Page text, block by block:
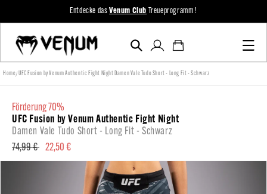
Inhalt
Entdecke dasVenum Club Treueprogramm !
EinloggenWarenkorb
Home/UFC Fusion by Venum Authentic Fight Night Damen Vale Tudo Short - Long Fit - Schwarz
förderung 70%
UFC Fusion by Venum Authentic Fight Night
Damen Vale Tudo Short - Long Fit - Schwarz
Normaler
Preis
74,99 € Verkaufspreis
22,50 €